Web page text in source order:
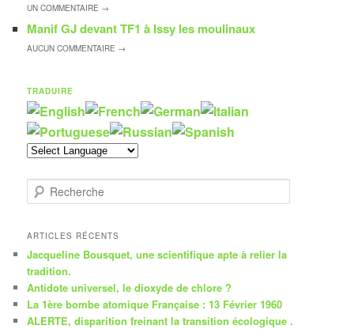
UNCOMMENTAIRE →
Manif GJ devant TF1 à Issy les moulinaux
AUCUNCOMMENTAIRE →
TRADUIRE
e
h
r
c
h
e
ARTICLES RÉCENTS
Jacqueline Bousquet, une scientifique apte à relier la
tradition.
Antidote universel, le dioxyde de chlore ?
La 1ère bombe atomique Française : 13 Février 1960
ALERTE, disparition freinant la transition écologique .